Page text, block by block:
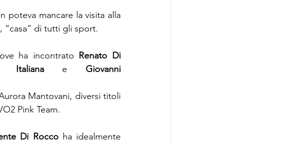
mancare la visita alla
“casa” di tutti gli sport.
ha incontrato Renato Di
Italiana e Giovanni
Mantovani, diversi titoli
Pink Team.
Di Rocco ha idealmente